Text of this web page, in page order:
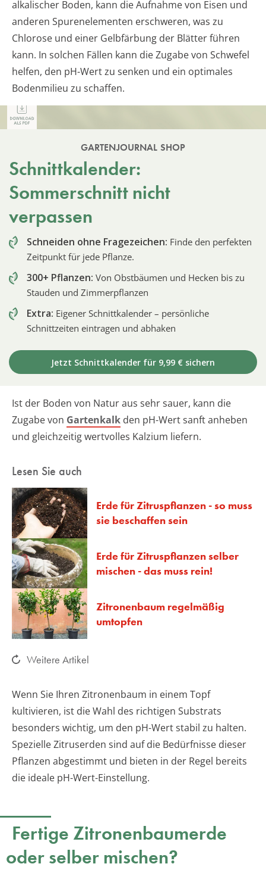
alkalischer Boden, kann die Aufnahme von Eisen und
anderen Spurenelementen erschweren, was zu
Chlorose und einer Gelbfärbung der Blätter führen
kann. In solchen Fällen kann die Zugabe von Schwefel
helfen, den pH-Wert zu senken und ein optimales
Bodenmilieu zu schaffen.
GARTENJOURNAL SHOP
Schnittkalender:
Sommerschnitt nicht
verpassen
Schneiden ohne Fragezeichen: Finde den perfekten
Zeitpunkt für jede Pflanze.
300+ Pflanzen: Von Obstbäumen und Hecken bis zu
Stauden und Zimmerpflanzen
Extra: Eigener Schnittkalender – persönliche
Schnittzeiten eintragen und abhaken
Jetzt Schnittkalender für 9,99 € sichern
Ist der Boden von Natur aus sehr sauer, kann die
Zugabe von Gartenkalk den pH-Wert sanft anheben
und gleichzeitig wertvolles Kalzium liefern.
Lesen Sie auch
Erde für Zitruspflanzen - so muss
sie beschaffen sein
Erde für Zitruspflanzen selber
mischen - das muss rein!
Zitronenbaum regelmäßig
umtopfen
Weitere Artikel
Wenn Sie Ihren Zitronenbaum in einem Topf
kultivieren, ist die Wahl des richtigen Substrats
besonders wichtig, um den pH-Wert stabil zu halten.
Spezielle Zitruserden sind auf die Bedürfnisse dieser
Pflanzen abgestimmt und bieten in der Regel bereits
die ideale pH-Wert-Einstellung.
Fertige Zitronenbaumerde
oder selber mischen?